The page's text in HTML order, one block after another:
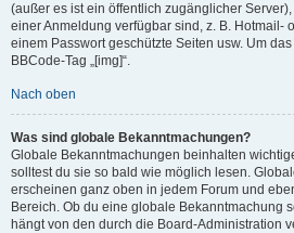
(außer es ist ein öffentlich zugänglicher
einer Anmeldung verfügbar sind, z. B. Hotmail-
einem Passwort geschützte Seiten usw. Um
BBCode-Tag „[img]“.
Nach oben
Was sind globale Bekanntmachungen?
Globale Bekanntmachungen beinhalten
solltest du sie so bald wie möglich lesen.
erscheinen ganz oben in jedem Forum und
Bereich. Ob du eine globale Bekanntmachung
hängt von den durch die Board-Administration